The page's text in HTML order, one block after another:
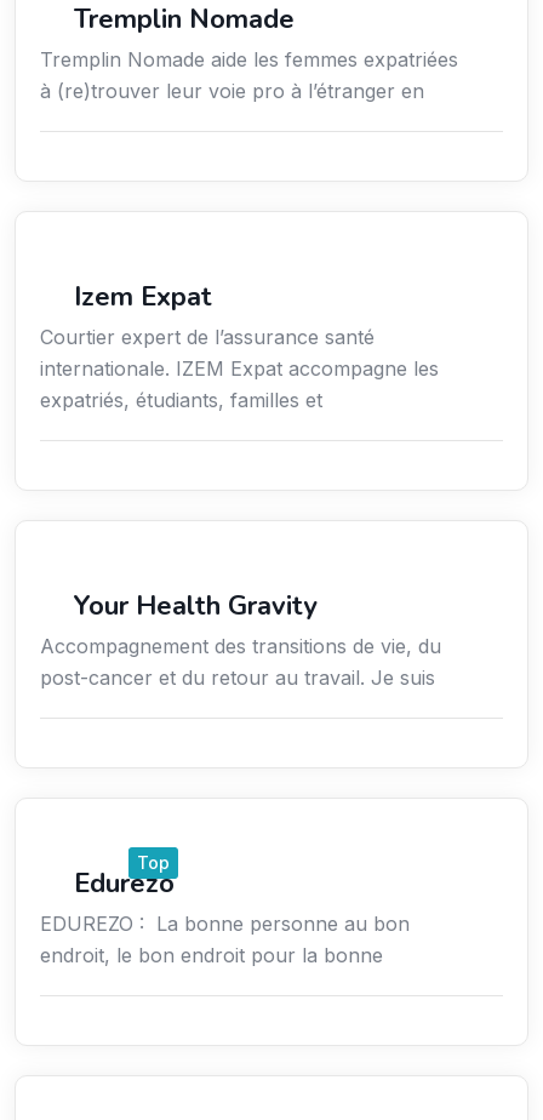
Tremplin Nomade
Tremplin Nomade aide les femmes expatriées
à (re)trouver leur voie pro à l’étranger en
Izem Expat
Courtier expert de l’assurance santé
internationale. IZEM Expat accompagne les
expatriés, étudiants, familles et
Your Health Gravity
Accompagnement des transitions de vie, du
post-cancer et du retour au travail. Je suis
Edurezo
Top
EDUREZO : La bonne personne au bon
endroit, le bon endroit pour la bonne